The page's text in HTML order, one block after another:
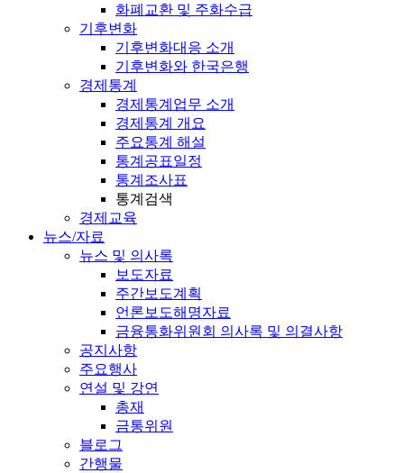
화폐교환 및 주화수급
기후변화
기후변화대응 소개
기후변화와 한국은행
경제통계
경제통계업무 소개
경제통계 개요
주요통계 해설
통계공표일정
통계조사표
통계검색
경제교육
뉴스/자료
뉴스 및 의사록
보도자료
주간보도계획
언론보도해명자료
금융통화위원회 의사록 및 의결사항
공지사항
주요행사
연설 및 강연
총재
금통위원
블로그
간행물